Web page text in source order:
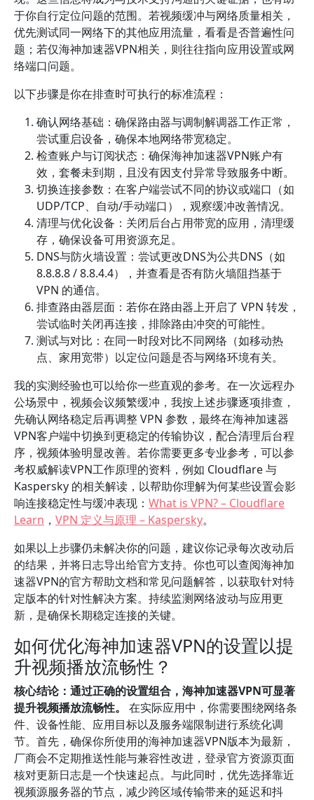
于你自行定位问题的范围。若视频缓冲与网络质量相关，
优先测试同一网络下的其他应用流量，看看是否普遍性问
题；若仅海神加速器VPN相关，则往往指向应用设置或网
络端口问题。
以下步骤是你在排查时可执行的标准流程：
确认网络基础：确保路由器与调制解调器工作正常，
尝试重启设备，确保本地网络带宽稳定。
检查账户与订阅状态：确保海神加速器VPN账户有
效，套餐未到期，且没有因支付异常导致服务中断。
切换连接参数：在客户端尝试不同的协议或端口（如
UDP/TCP、自动/手动端口），观察缓冲改善情况。
清理与优化设备：关闭后台占用带宽的应用，清理缓
存，确保设备可用资源充足。
DNS与防火墙设置：尝试更改DNS为公共DNS（如
8.8.8.8 / 8.8.4.4），并查看是否有防火墙阻挡基于
VPN 的通信。
排查路由器层面：若你在路由器上开启了 VPN 转发，
尝试临时关闭再连接，排除路由冲突的可能性。
测试与对比：在同一时段对比不同网络（如移动热
点、家用宽带）以定位问题是否与网络环境有关。
我的实测经验也可以给你一些直观的参考。在一次远程办
公场景中，视频会议频繁缓冲，我按上述步骤逐项排查，
先确认网络稳定后再调整 VPN 参数，最终在海神加速器
VPN客户端中切换到更稳定的传输协议，配合清理后台程
序，视频体验明显改善。若你需要更多专业参考，可以参
考权威解读VPN工作原理的资料，例如 Cloudflare 与
Kaspersky 的相关解读，以帮助你理解为何某些设置会影
响连接稳定性与缓冲表现： What is VPN? – Cloudflare
Learn ， VPN 定义与原理 – Kaspersky。
如果以上步骤仍未解决你的问题，建议你记录每次改动后
的结果，并将日志导出给官方支持。你也可以查阅海神加
速器VPN的官方帮助文档和常见问题解答，以获取针对特
定版本的针对性解决方案。持续监测网络波动与应用更
新，是确保长期稳定连接的关键。
如何优化海神加速器VPN的设置以提
升视频播放流畅性？
核心结论：通过正确的设置组合，海神加速器VPN可显著
提升视频播放流畅性。
在实际应用中，你需要围绕网络条
件、设备性能、应用目标以及服务端限制进行系统化调
节。首先，确保你所使用的海神加速器VPN版本为最新，
厂商会不定期推送性能与兼容性改进，登录官方资源页面
核对更新日志是一个快速起点。与此同时，优先选择靠近
视频源服务器的节点，减少跨区域传输带来的延迟和抖